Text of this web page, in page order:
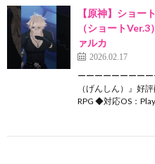
【原神】ショー
（ショート
ァルカ
2026.02.17
ーーーーーーーー
（げんしん）』好
RPG ◆対応OS：